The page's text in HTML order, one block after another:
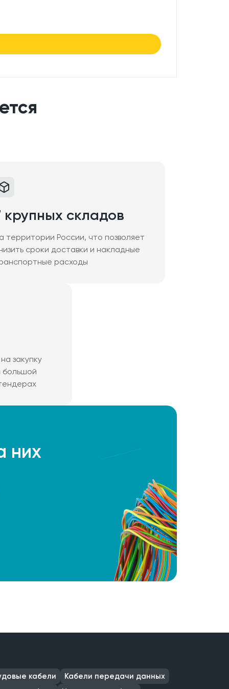
крупных складов
территории России, что позволяет
сроки доставки и накладные
расходы
закупку
большой
них
кабели
Кабели передачи данных